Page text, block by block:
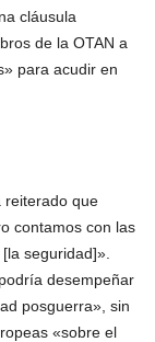
cláusula
de la OTAN a
para acudir en
reiterado que
contamos con las
seguridad]».
desempeñar
posguerra», sin
«sobre el